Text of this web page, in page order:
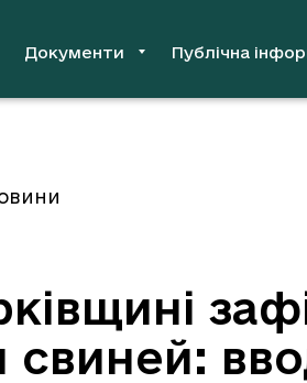
Документи Публічна
свиней: